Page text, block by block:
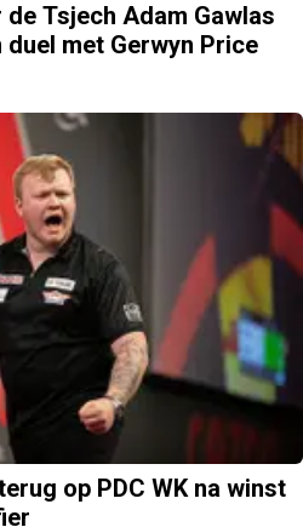
Tsjech Adam Gawlas
duel met Gerwyn Price
op PDC WK na winst